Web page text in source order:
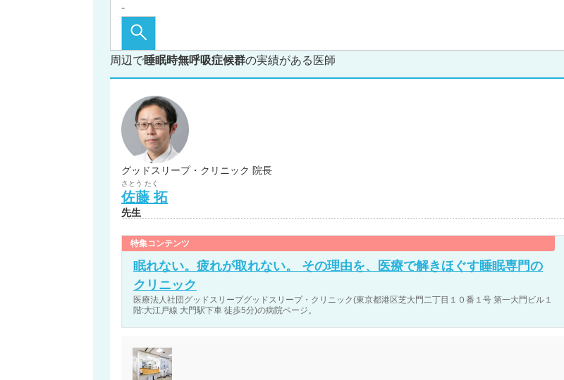
周辺で睡眠時無呼吸症候群の実績がある医師
グッドスリープ・クリニック 院長
さとう たく
佐藤 拓
先生
特集コンテンツ
眠れない。疲れが取れない。 その理由を、医療で解きほぐす睡眠専門の
クリニック
医療法人社団グッドスリープグッドスリープ・クリニック(東京都港区芝大門二丁目１０番１号 第一大門ビル１
階:大江戸線 大門駅下車 徒歩5分)の病院ページ。